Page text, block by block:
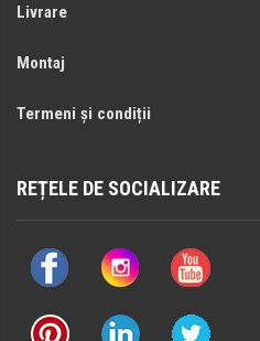
Livrare
Montaj
Termeni și condiții
REȚELE DE SOCIALIZARE